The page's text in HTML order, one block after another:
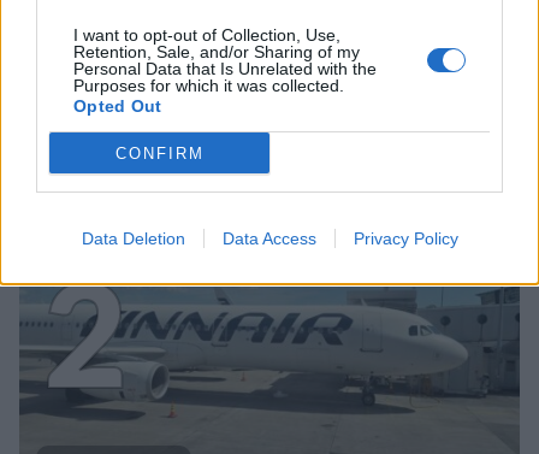
I want to opt-out of Collection, Use,
Retention, Sale, and/or Sharing of my
Personal Data that Is Unrelated with the
Purposes for which it was collected.
Opted Out
CONFIRM
Data Deletion Data Access Privacy Policy
Leskeneläke ei kuulu kaikille –
Kela muistuttaa tärkeästä
ikärajasta
2